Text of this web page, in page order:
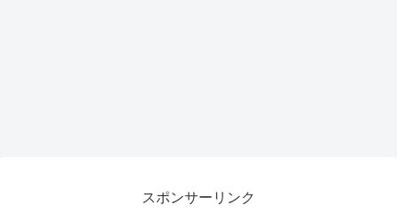
スポンサーリンク